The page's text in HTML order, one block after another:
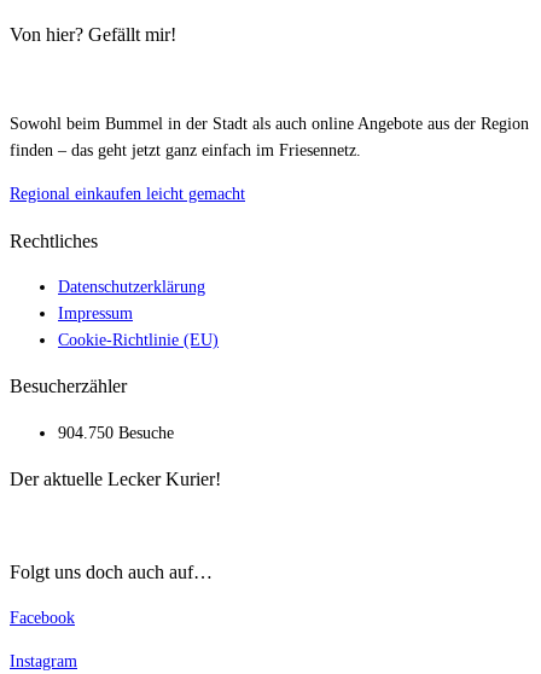
Von hier? Gefällt mir!
Sowohl beim Bummel in der Stadt als auch online Angebote aus der Region
finden – das geht jetzt ganz einfach im Friesennetz.
Regional einkaufen leicht gemacht
Rechtliches
Datenschutzerklärung
Impressum
Cookie-Richtlinie (EU)
Besucherzähler
904.750 Besuche
Der aktuelle Lecker Kurier!
Folgt uns doch auch auf…
Facebook
Instagram